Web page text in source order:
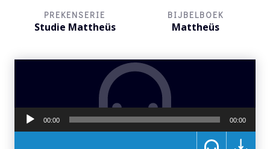
PREKENSERIE
Studie Mattheüs
BIJBELBOEK
Mattheüs
Audiospeler
00:00 00:00